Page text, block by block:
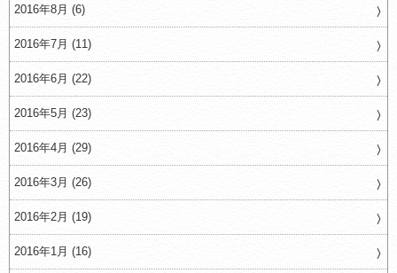
2016年8月 (6)
2016年7月 (11)
2016年6月 (22)
2016年5月 (23)
2016年4月 (29)
2016年3月 (26)
2016年2月 (19)
2016年1月 (16)